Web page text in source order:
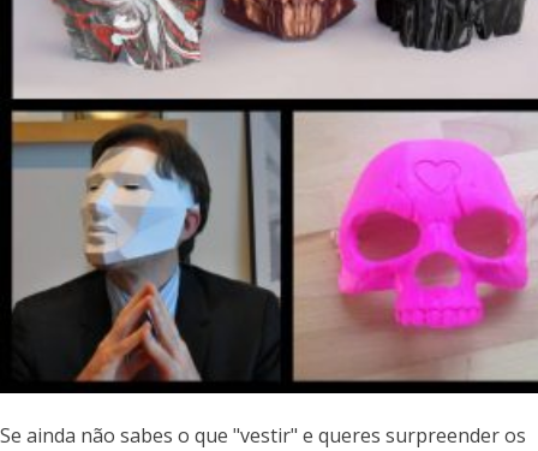
Se ainda não sabes o que "vestir" e queres surpreender os